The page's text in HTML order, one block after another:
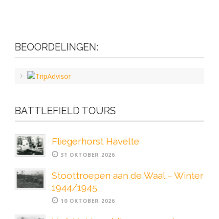
BEOORDELINGEN:
BATTLEFIELD TOURS
Fliegerhorst Havelte
31 OKTOBER 2026
Stoottroepen aan de Waal – Winter
1944/1945
10 OKTOBER 2026